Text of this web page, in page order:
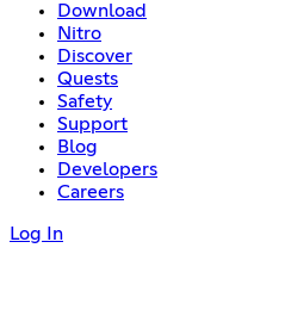
Download
Nitro
Discover
Quests
Safety
Support
Blog
Developers
Careers
Log In